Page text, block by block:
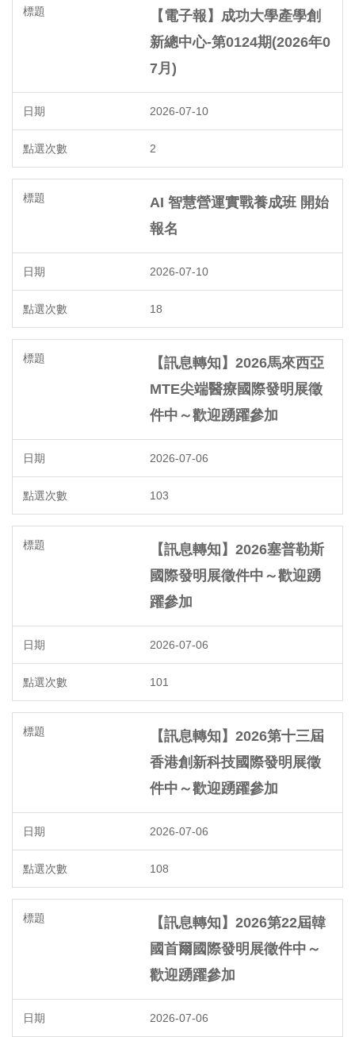
【電子報】成功大學產學創
新總中心-第0124期(2026年0
7月)
2026-07-10
2
AI 智慧營運實戰養成班 開始
報名
2026-07-10
18
【訊息轉知】2026馬來西亞
MTE尖端醫療國際發明展徵
件中～歡迎踴躍參加
2026-07-06
103
【訊息轉知】2026塞普勒斯
國際發明展徵件中～歡迎踴
躍參加
2026-07-06
101
【訊息轉知】2026第十三屆
香港創新科技國際發明展徵
件中～歡迎踴躍參加
2026-07-06
108
【訊息轉知】2026第22屆韓
國首爾國際發明展徵件中～
歡迎踴躍參加
2026-07-06